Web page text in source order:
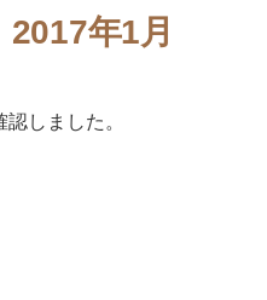
年1月
しました。